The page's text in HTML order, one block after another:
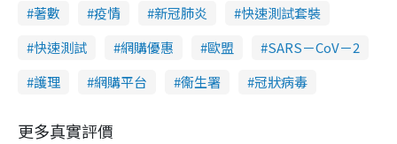
著數 疫情 新冠肺炎
快速測試套裝
快速測試
網購優惠 歐盟
SARS－CoV－2
護理
網購平台 衞生署 冠狀病毒
更多真實評價